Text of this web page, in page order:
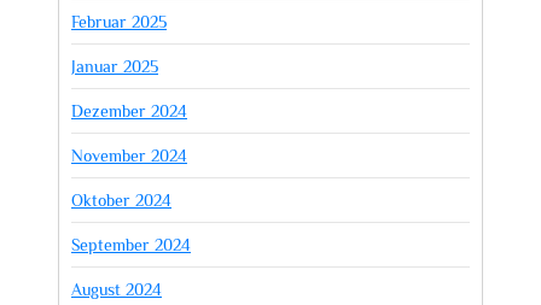
Februar 2025
Januar 2025
Dezember 2024
November 2024
Oktober 2024
September 2024
August 2024